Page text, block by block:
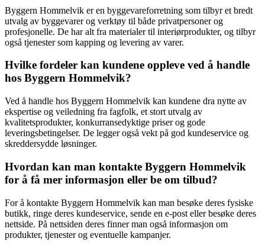
Byggern Hommelvik er en byggevareforretning som tilbyr et bredt
utvalg av byggevarer og verktøy til både privatpersoner og
profesjonelle. De har alt fra materialer til interiørprodukter, og tilbyr
også tjenester som kapping og levering av varer.
Hvilke fordeler kan kundene oppleve ved å handle
hos Byggern Hommelvik?
Ved å handle hos Byggern Hommelvik kan kundene dra nytte av
ekspertise og veiledning fra fagfolk, et stort utvalg av
kvalitetsprodukter, konkurransedyktige priser og gode
leveringsbetingelser. De legger også vekt på god kundeservice og
skreddersydde løsninger.
Hvordan kan man kontakte Byggern Hommelvik
for å få mer informasjon eller be om tilbud?
For å kontakte Byggern Hommelvik kan man besøke deres fysiske
butikk, ringe deres kundeservice, sende en e-post eller besøke deres
nettside. På nettsiden deres finner man også informasjon om
produkter, tjenester og eventuelle kampanjer.